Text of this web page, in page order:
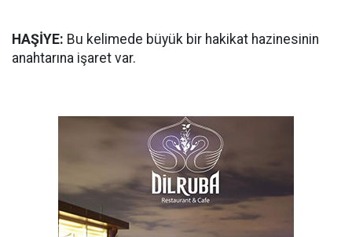
HAŞİYE: Bu kelimede büyük bir hakikat hazinesinin
anahtarına işaret var.